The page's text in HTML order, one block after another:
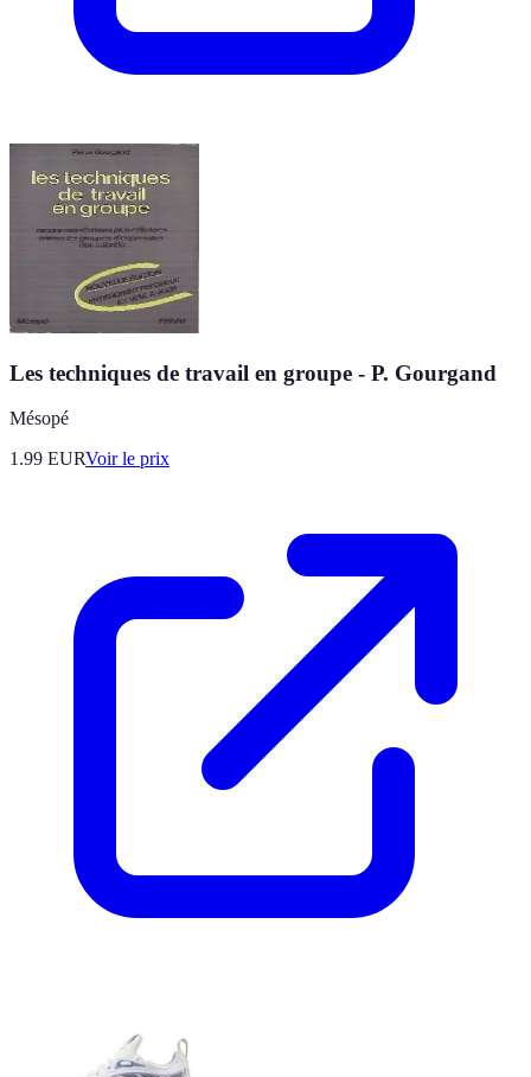
Les techniques de travail en groupe - P. Gourgand
Mésopé
1.99 EURVoir le prix